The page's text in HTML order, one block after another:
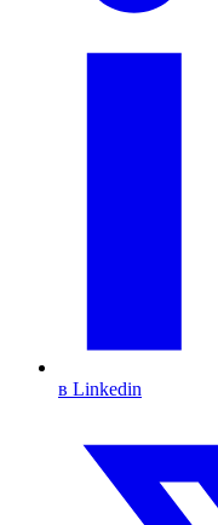
в Linkedin